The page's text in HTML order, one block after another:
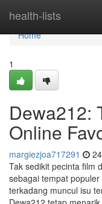
health-lists
Home
Home
1
Dewa212:
Online
margiezjoa717291
Tak sedikit pecinta film
sebagai tempat
terkadang muncul isu